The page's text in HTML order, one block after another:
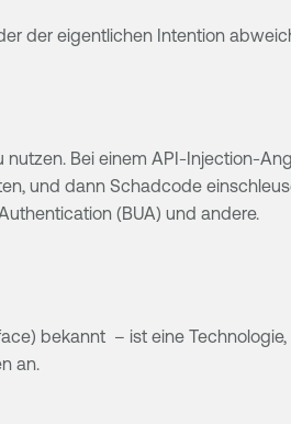
der eigentlichen Intention
Bei einem API-Injection-
und dann Schadcode
(BUA) und andere.
bekannt – ist eine
an.